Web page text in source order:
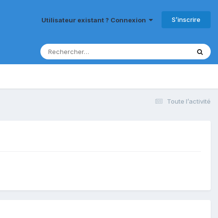
Utilisateur existant ? Connexion S’inscrire
Toute l’activité